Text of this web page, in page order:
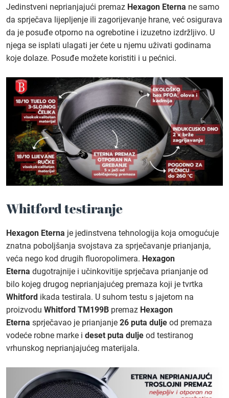
Jedinstveni neprianjajući premaz Hexagon Eterna ne samo
da sprječava lijepljenje ili zagorijevanje hrane, već osigurava
da je posuđe otporno na ogrebotine i izuzetno izdržljivo. U
njega se isplati ulagati jer ćete u njemu uživati godinama
koje dolaze. Posuđe možete koristiti i u pećnici.
Whitford testiranje
Hexagon Eterna je jedinstvena tehnologija koja omogućuje
znatna poboljšanja svojstava za sprječavanje prianjanja,
veća nego kod drugih fluoropolimera. Hexagon
Eterna dugotrajnije i učinkovitije sprječava prianjanje od
bilo kojeg drugog neprianjajućeg premaza koji je tvrtka
Whitford ikada testirala. U suhom testu s jajetom na
proizvodu Whitford TM199B premaz Hexagon
Eterna sprječavao je prianjanje 26 puta dulje od premaza
vodeće robne marke i deset puta dulje od testiranog
vrhunskog neprianjajućeg materijala.